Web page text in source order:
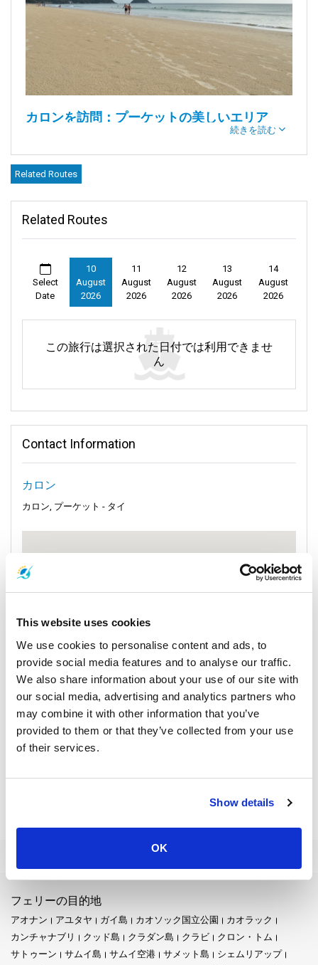
This website uses cookies
We use cookies to personalise content and ads, to
provide social media features and to analyse our traffic.
We also share information about your use of our site with
our social media, advertising and analytics partners who
may combine it with other information that you’ve
provided to them or that they’ve collected from your use
of their services.
Show details
OK
カロンを訪問：プーケットの美しいエリア
サイドエリアで、美しい景色とリラックスした雰囲気で有名で
す。ここには有名なカロンビーチがあり、長い白い砂浜がアン
ランスを提供します。あなたがパラドックスリゾートプーケッ
トやウォラブリプーケットリゾートに滞在している場合でも、
す。
カロンでのアクティビティ
カロンビーチ
:
エリアの中心であるカロンビーチは、島で最も長いビーチの一
つで、3キロ以上にわたって広がっています。柔らかい白い砂と
トランやバー、ショップへのアクセスが便利です。多くの訪問
ロードを歩くのを楽しみます。
カロンの南に少し行ったところにカタビーチがあります。少し
小さめですが、同じくらい美しい白い砂浜です。活気がありな
さらに静かな場所をお好みなら、南に進んでカタノイビーチに
楽しめる隠れた宝石のような場所です。
ディノパークミニゴルフ:
てみませんか？この恐竜テーマのミニゴルフコースは、子供か
タビーチの間に位置しており、夕方を楽しく過ごすインタラク
ティブな方法です。
カロン寺院市場 :
パタックロードにあるカロン寺院市場は、土産物から地元のタ
イ料理まで、あらゆるものを提供する賑やかな夜市です。毎週
は、地元の生活と文化の真の味を提供します。
カロン・サークルとカロン・プラザ:
このエリアの中心的なハブはカロン・サークルで、主要な道路
ショッピングを楽しんだり、現地のタイ料理を提供する多くの
レストランのいずれかで食事をするのに最適です。
ビッグブッダとプーケットタウン
:
続きを読む
Related Routes
Related Routes
Select
Date
10
August
2026
11
August
2026
12
August
2026
13
August
2026
14
August
2026
この旅行は選択された日付では利用できませ
ん
Contact Information
カロン
カロン, プーケット - タイ
フェリーの目的地
アオナン アユタヤ ガイ島 カオソック国立公園
カオラック
カンチャナブリ
クッド島 クラダン島 クラビ
クロン・トム
サトゥーン
サムイ島 サムイ空港 サメット島
シェムリアップ